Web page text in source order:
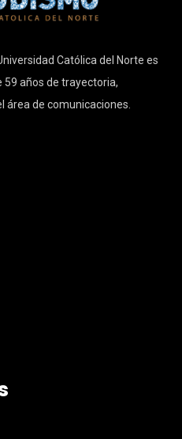
Católica del Norte es
años de trayectoria,
de comunicaciones.